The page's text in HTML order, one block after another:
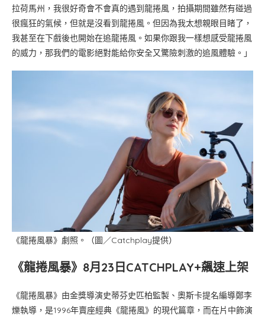
拉荷馬州，我很好奇會不會真的遇到龍捲風，拍攝期間雖然有碰過
很瘋狂的氣候，但就是沒看到龍捲風。但因為我太想親眼目睹了，
我甚至在下戲後也開始在追龍捲風。如果你跟我一樣想感受龍捲風
的威力，那我們的電影絕對能給你安全又驚險刺激的追風體驗。」
《龍捲風暴》劇照。（圖／Catchplay提供）
《龍捲風暴》8月23日CATCHPLAY+飆速上架
《龍捲風暴》由金獎導演史蒂芬史匹柏監製、奧斯卡提名編導鄭李
爍執導，是1996年賣座經典《龍捲風》的現代篇章，而在片中飾演